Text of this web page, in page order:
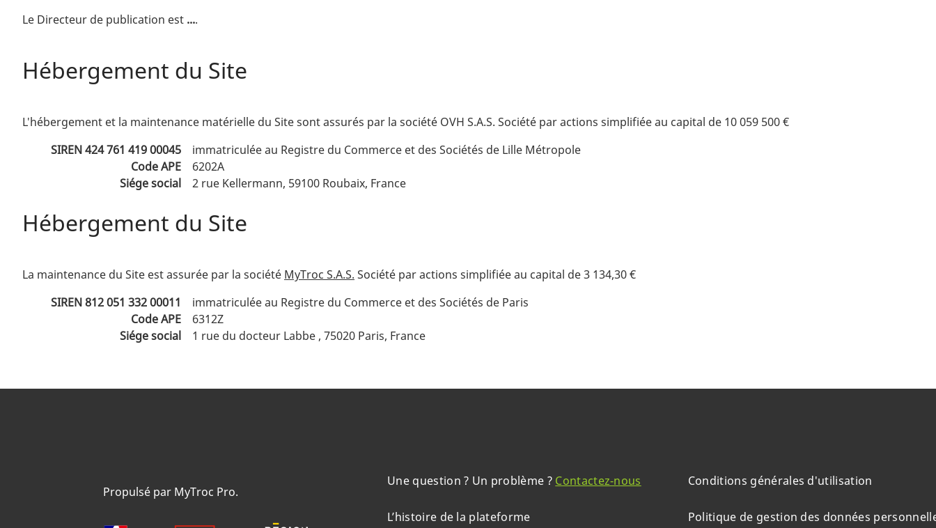
Le Directeur de publication est ....
Hébergement du Site
L'hébergement et la maintenance matérielle du Site sont assurés par la société OVH S.A.S. Société par actions simplifiée au capital de 10 059 500 €
SIREN 424 761 419 00045
immatriculée au Registre du Commerce et des Sociétés de Lille Métropole
Code APE
6202A
Siége social
2 rue Kellermann, 59100 Roubaix, France
Hébergement du Site
La maintenance du Site est assurée par la société MyTroc S.A.S. Société par actions simplifiée au capital de 3 134,30 €
SIREN 812 051 332 00011
immatriculée au Registre du Commerce et des Sociétés de Paris
Code APE
6312Z
Siége social
1 rue du docteur Labbe , 75020 Paris, France
Propulsé par MyTroc Pro.
Une question ? Un problème ? Contactez-nous
L’histoire de la plateforme
Conditions générales d'utilisation
Politique de gestion des données